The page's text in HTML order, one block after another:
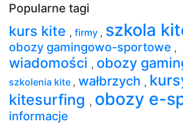
Popularne tagi
kurs kite , firmy , szkola
obozy gamingowo-sportowe ,
wiadomości , obozy
szkolenia kite , wałbrzych ,
kitesurfing , obozy e-
informacje